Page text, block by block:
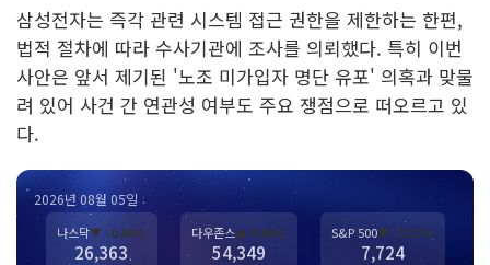
삼성전자는 즉각 관련 시스템 접근 권한을 제한하는 한편,
법적 절차에 따라 수사기관에 조사를 의뢰했다. 특히 이번
사안은 앞서 제기된 '노조 미가입자 명단 유포' 의혹과 맞물
려 있어 사건 간 연관성 여부도 주요 쟁점으로 떠오르고 있
다.
2026년 08월 05일
나스닥▼ -0.84%
26,363
다우존스▲ 0.48%
54,349
S&P 500▼ -0.17%
7,724